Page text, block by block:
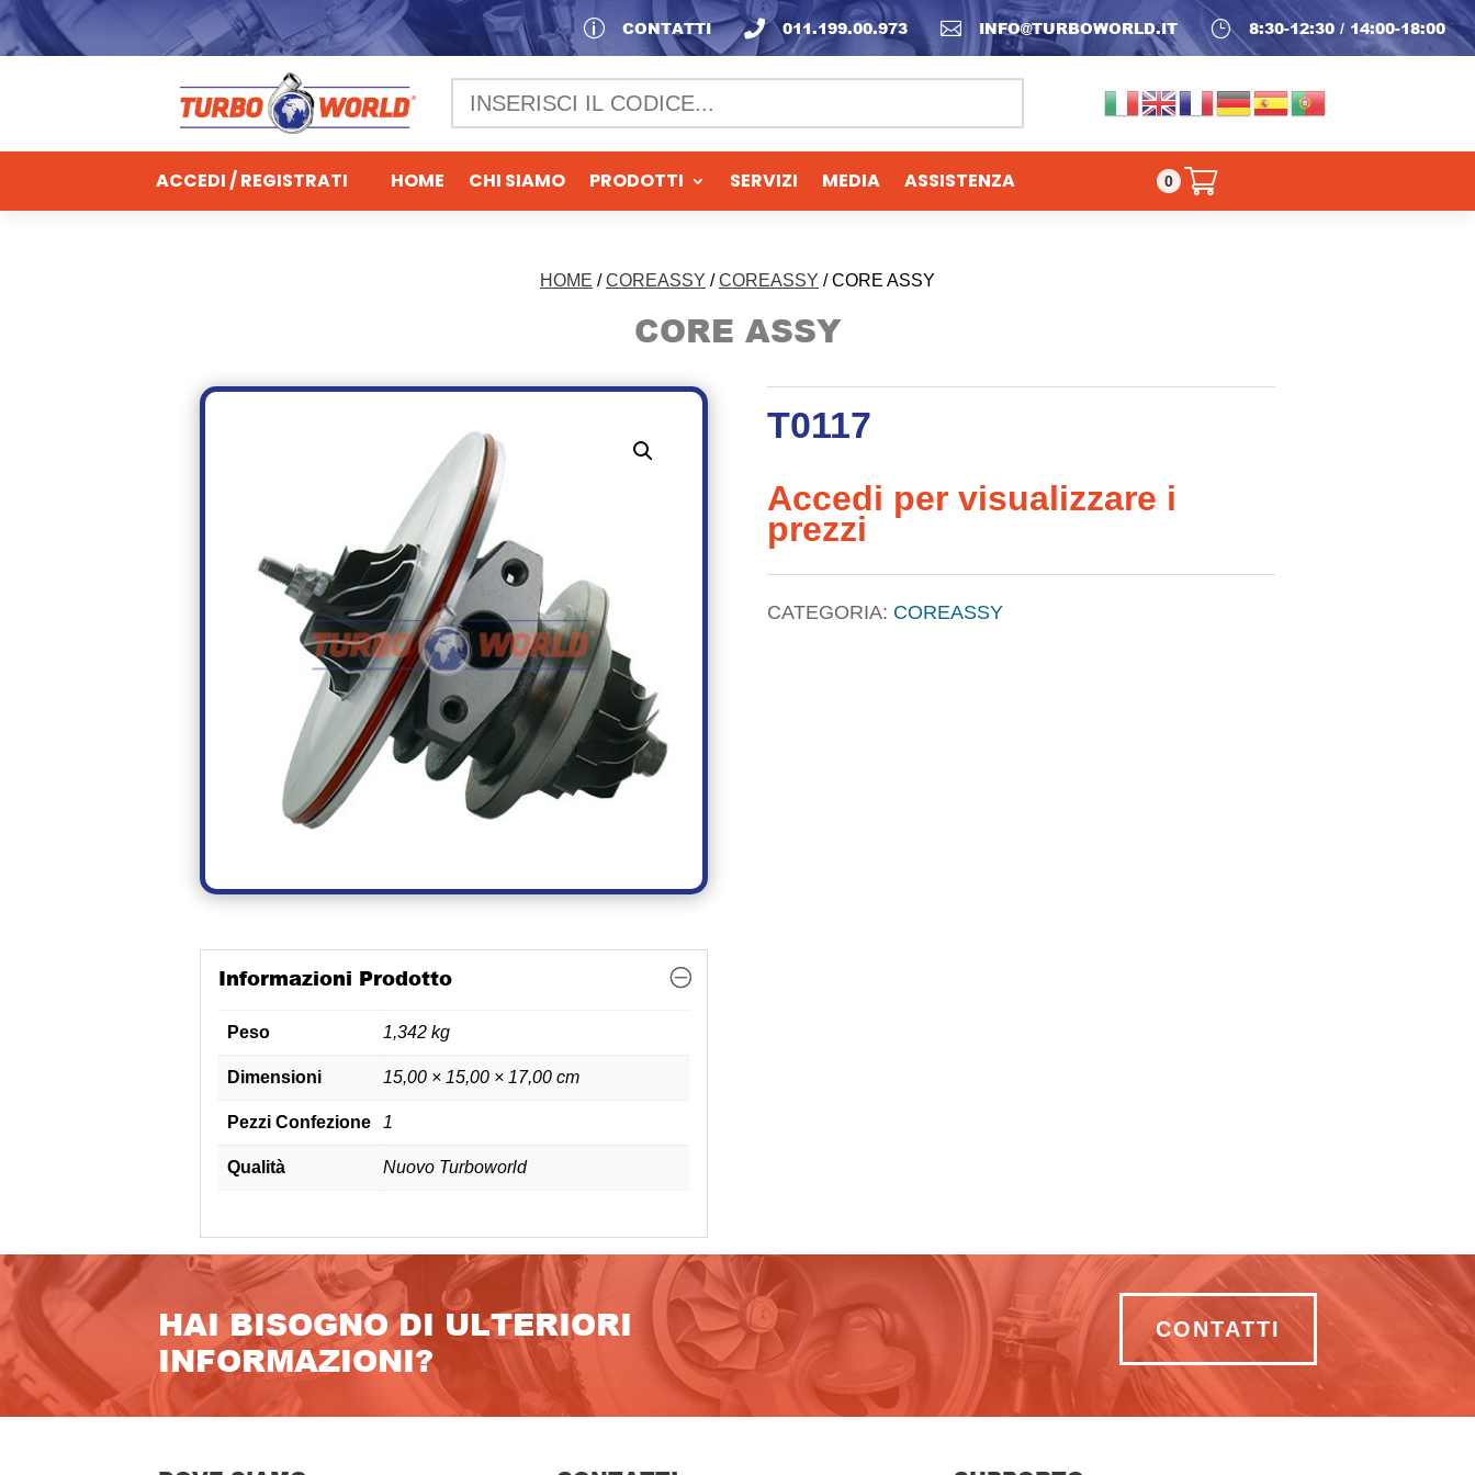
} 8:30-12:30 / 14:00-18:00
 INFO@TURBOWORLD.IT
 011.199.00.973
p CONTATTI
ACCEDI / REGISTRATI HOME CHI SIAMO PRODOTTI SERVIZI MEDIA ASSISTENZA 0
HOME /COREASSY /COREASSY / CORE ASSY
CORE ASSY
Informazioni Prodotto
Peso 1,342 kg
Dimensioni 15,00 × 15,00 × 17,00 cm
Pezzi Confezione 1
Qualità Nuovo Turboworld
T0117
Accedi per visualizzare i
prezzi
CATEGORIA: COREASSY
HAI BISOGNO DI ULTERIORI
INFORMAZIONI?
CONTATTI